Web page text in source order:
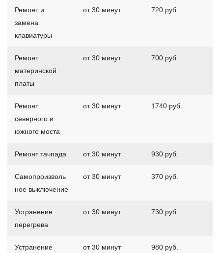
Ремонт и
замена
клавиатуры
от 30 минут 720 руб.
Ремонт
материнской
платы
от 30 минут 700 руб.
Ремонт
северного и
южного моста
от 30 минут 1740 руб.
Ремонт тачпада от 30 минут 930 руб.
Самопроизволь
ное выключение
от 30 минут 370 руб.
Устранение
перегрева
от 30 минут 730 руб.
Устранение
от 30 минут 980 руб.